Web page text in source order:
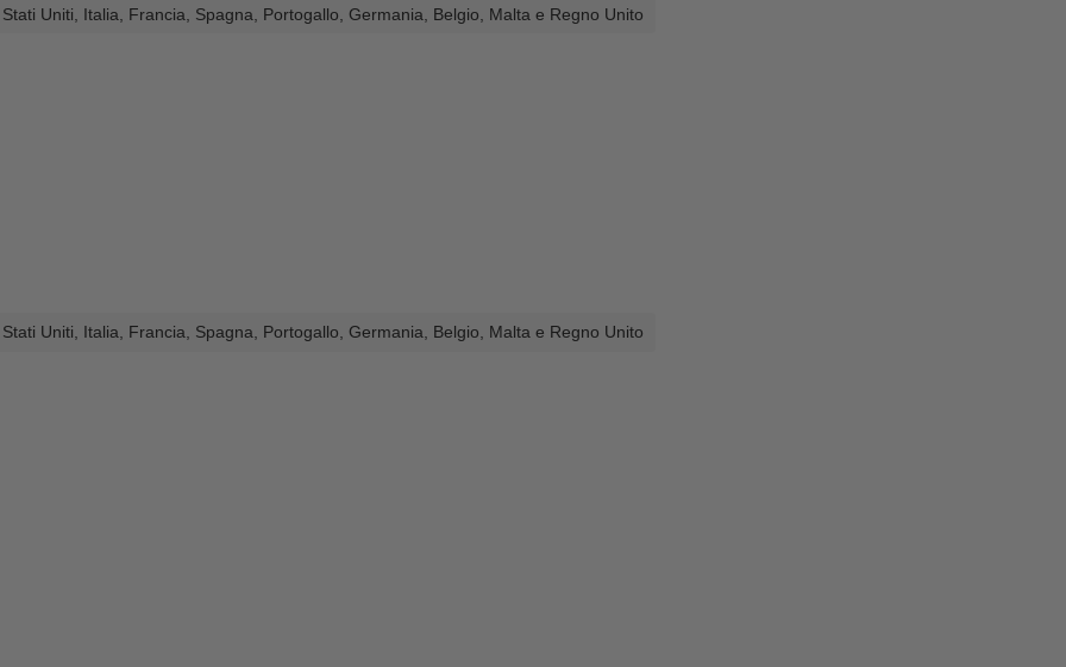
Uniti, Italia, Francia, Spagna, Portogallo, Germania, Belgio, Malta e Regno Unito
Uniti, Italia, Francia, Spagna, Portogallo, Germania, Belgio, Malta e Regno Unito